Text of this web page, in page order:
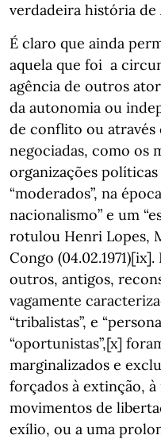
verdadeira história de
É claro que ainda
aquela que foi a
agência de outros
da autonomia ou
de conflito ou através
negociadas, como os
organizações políticas
“moderados”, na
nacionalismo” e um
rotulou Henri Lopes,
Congo
outros, antigos,
vagamente
“tribalistas”, e
“oportunistas”,[x]
marginalizados e
forçados à extinção,
movimentos de
exílio, ou a uma